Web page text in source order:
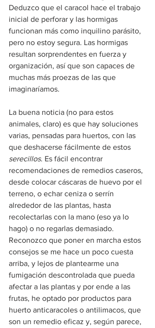
Deduzco que el caracol hace el trabajo
inicial de perforar y las hormigas
funcionan más como inquilino parásito,
pero no estoy segura. Las hormigas
resultan sorprendentes en fuerza y
organización, así que son capaces de
muchas más proezas de las que
imaginaríamos.
La buena noticia (no para estos
animales, claro) es que hay soluciones
varias, pensadas para huertos, con las
que deshacerse fácilmente de estos
serecillos. Es fácil encontrar
recomendaciones de remedios caseros,
desde colocar cáscaras de huevo por el
terreno, o echar ceniza o serrín
alrededor de las plantas, hasta
recolectarlas con la mano (eso ya lo
hago) o no regarlas demasiado.
Reconozco que poner en marcha estos
consejos se me hace un poco cuesta
arriba, y lejos de plantearme una
fumigación descontrolada que pueda
afectar a las plantas y por ende a las
frutas, he optado por productos para
huerto anticaracoles o antilimacos, que
son un remedio eficaz y, según parece,